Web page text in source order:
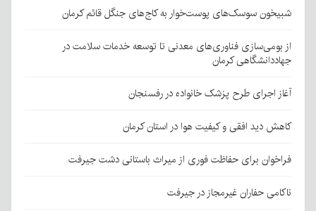
شبیخون سوسک‌های پوست‌خوار به کاج‌های جنگل قائم کرمان
از بومی‌سازی فناوری‌های معدنی تا توسعه خدمات سلامت در
جهاددانشگاهی کرمان
آغاز اجرای طرح پزشک خانواده در رفسنجان
کاهش دید افقی و کیفیت هوا در استان کرمان
فراخوان برای حفاظت فوری از میراث باستانی دشت جیرفت
ناکامی حفاران غیرمجاز در جیرفت